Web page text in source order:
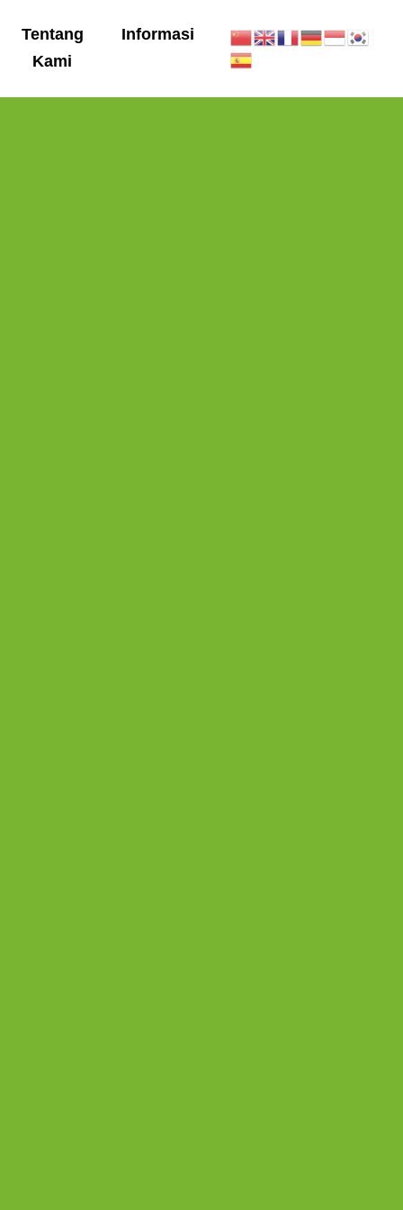
Tentang
Kami
Informasi